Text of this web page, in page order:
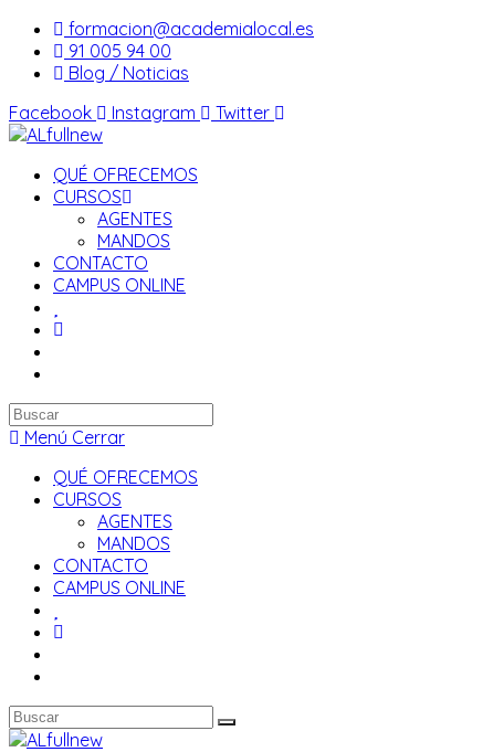
Saltar
contenido
formacion@academialocal.es
91 005 94 00
Blog / Noticias
Facebook
Instagram Twitter
QUÉ OFRECEMOS
CURSOS
AGENTES
MANDOS
CONTACTO
CAMPUS ONLINE
Buscar
en
web
Menú Cerrar
QUÉ OFRECEMOS
CURSOS
AGENTES
MANDOS
CONTACTO
CAMPUS ONLINE